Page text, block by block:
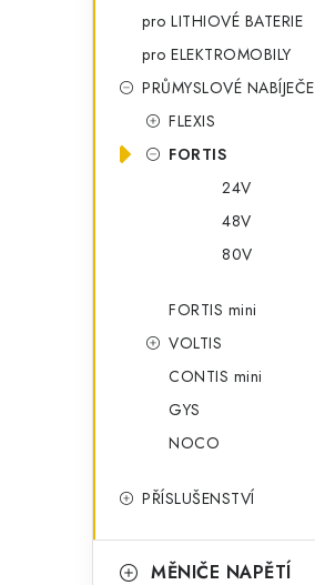
pro LITHIOVÉ BATERIE
pro ELEKTROMOBILY
PRŮMYSLOVÉ NABÍJEČE
FLEXIS
FORTIS
24V
48V
80V
FORTIS mini
VOLTIS
CONTIS mini
GYS
NOCO
PŘÍSLUŠENSTVÍ
MĚNIČE NAPĚTÍ